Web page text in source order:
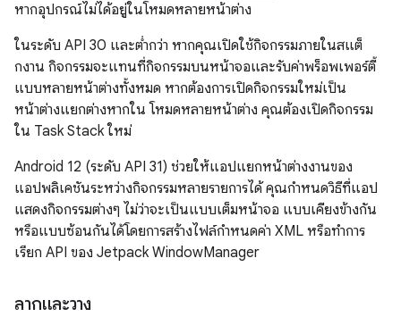
หากอุปกรณ์ไม่ได้อยู่ในโหมดหลายหน้าต่าง
ในระดับ API 30 และต่ำกว่า หากคุณเปิดใช้กิจกรรมภายในสแต็
กงาน กิจกรรมจะแทนที่กิจกรรมบนหน้าจอและรับค่าพร็อพเพอร์ตี้
แบบหลายหน้าต่างทั้งหมด หากต้องการเปิดกิจกรรมใหม่เป็น
หน้าต่างแยกต่างหากใน โหมดหลายหน้าต่าง คุณต้องเปิดกิจกรรม
ใน Task Stack ใหม่
Android 12 (ระดับ API 31) ช่วยให้แอปแยกหน้าต่างงานของ
แอปพลิเคชันระหว่างกิจกรรมหลายรายการได้ คุณกำหนดวิธีที่แอป
แสดงกิจกรรมต่างๆ ไม่ว่าจะเป็นแบบเต็มหน้าจอ แบบเคียงข้างกัน
หรือแบบซ้อนกันได้โดยการสร้างไฟล์กำหนดค่า XML หรือทำการ
เรียก API ของ Jetpack WindowManager
ลากและวาง